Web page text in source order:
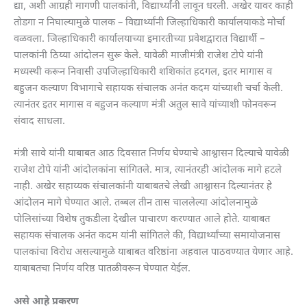
द्या, अशी आग्रही मागणी पालकांनी, विद्यार्थ्यांनी लावून धरली. अखेर यावर काही
तोडगा न निघाल्यामुळे पालक – विद्यार्थ्यांनी जिल्हाधिकारी कार्यालयाकडे मोर्चा
वळवला. जिल्हाधिकारी कार्यालयाच्या इमारतीच्या प्रवेशद्वारात विद्यार्थी –
पालकांनी ठिय्या आंदोलन सुरू केले. यावेळी माजीमंत्री राजेश टोपे यांनी
मध्यस्थी करून निवासी उपजिल्हाधिकारी शशिकांत हदगल, इतर मागास व
बहुजन कल्याण विभागाचे सहायक संचालक अनंत कदम यांच्याशी चर्चा केली.
त्यानंतर इतर मागास व बहुजन कल्याण मंत्री अतुल सावे यांच्याशी फोनवरून
संवाद साधला.
मंत्री सावे यांनी याबाबत आठ दिवसात निर्णय घेण्याचे आश्वासन दिल्याचे यावेळी
राजेश टोपे यांनी आंदोलकांना सांगितले. मात्र, त्यानंतरही आंदोलक मागे हटले
नाही. अखेर सहाय्यक संचालकांनी याबाबतचे लेखी आश्वासन दिल्यानंतर हे
आंदोलन मागे घेण्यात आले. तब्बल तीन तास चाललेल्या आंदोलनामुळे
पोलिसांच्या विशेष तुकडीला देखील पाचारण करण्यात आले होते. याबाबत
सहायक संचालक अनंत कदम यांनी सांगितले की, विद्यार्थ्यांच्या समायोजनास
पालकांचा विरोध असल्यामुळे याबाबत वरिष्ठांना अहवाल पाठवण्यात येणार आहे.
याबाबतचा निर्णय वरिष्ठ पातळीवरून घेण्यात येईल.
असे आहे प्रकरण